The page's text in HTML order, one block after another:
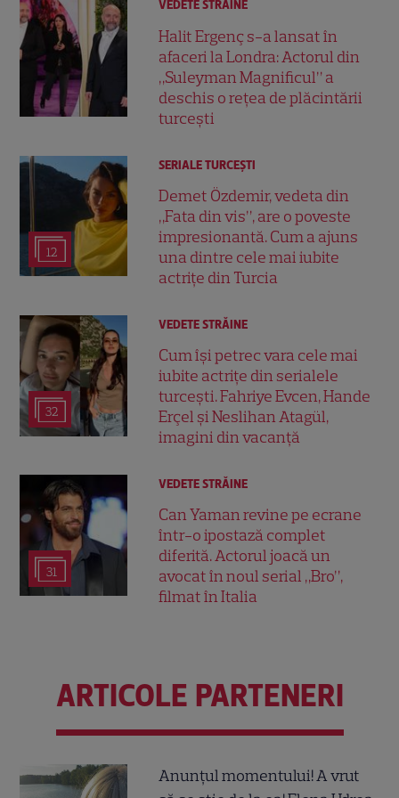
VEDETE STRĂINE
Halit Ergenç s-a lansat în
afaceri la Londra: Actorul din
„Suleyman Magnificul” a
deschis o rețea de plăcintării
turcești
12
SERIALE TURCEŞTI
Demet Özdemir, vedeta din
„Fata din vis”, are o poveste
impresionantă. Cum a ajuns
una dintre cele mai iubite
actrițe din Turcia
32
VEDETE STRĂINE
Cum își petrec vara cele mai
iubite actrițe din serialele
turcești. Fahriye Evcen, Hande
Erçel și Neslihan Atagül,
imagini din vacanță
31
VEDETE STRĂINE
Can Yaman revine pe ecrane
într-o ipostază complet
diferită. Actorul joacă un
avocat în noul serial „Bro”,
filmat în Italia
ARTICOLE PARTENERI
Anunțul momentului! A vrut